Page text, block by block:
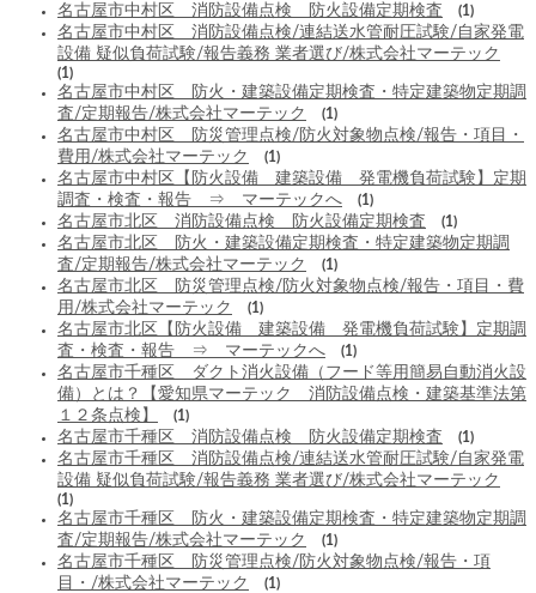
名古屋市中村区 消防設備点検 防火設備定期検査 (1)
名古屋市中村区 消防設備点検/連結送水管耐圧試験/自家発電
設備 疑似負荷試験/報告義務 業者選び/株式会社マーテック
(1)
名古屋市中村区 防火・建築設備定期検査・特定建築物定期調
査/定期報告/株式会社マーテック
(1)
名古屋市中村区 防災管理点検/防火対象物点検/報告・項目・
費用/株式会社マーテック
(1)
名古屋市中村区【防火設備 建築設備 発電機負荷試験】定期
調査・検査・報告 ⇒ マーテックへ
(1)
名古屋市北区 消防設備点検 防火設備定期検査 (1)
名古屋市北区 防火・建築設備定期検査・特定建築物定期調
査/定期報告/株式会社マーテック
(1)
名古屋市北区 防災管理点検/防火対象物点検/報告・項目・費
用/株式会社マーテック
(1)
名古屋市北区【防火設備 建築設備 発電機負荷試験】定期調
査・検査・報告 ⇒ マーテックへ
(1)
名古屋市千種区 ダクト消火設備（フード等用簡易自動消火設
備）とは？【愛知県マーテック 消防設備点検・建築基準法第
１２条点検】
(1)
名古屋市千種区 消防設備点検 防火設備定期検査 (1)
名古屋市千種区 消防設備点検/連結送水管耐圧試験/自家発電
設備 疑似負荷試験/報告義務 業者選び/株式会社マーテック
(1)
名古屋市千種区 防火・建築設備定期検査・特定建築物定期調
査/定期報告/株式会社マーテック
(1)
名古屋市千種区 防災管理点検/防火対象物点検/報告・項
目・/株式会社マーテック
(1)